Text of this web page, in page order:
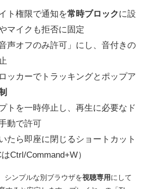
ト権限で通知を常時ブロックに設
マイクも拒否に固定
声オフのみ許可」にし、音付きの
ッカーでトラッキングとポップア
トを一時停止し、再生に必要なド
動で許可
たら即座に閉じるショートカット
Ctrl/Command+W）
シンプルな別ブラウザを視聴専用にして